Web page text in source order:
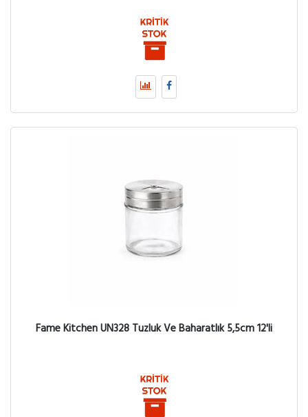
Fame Kitchen UN328 Tuzluk Ve Baharatlık 5,5cm 12'li